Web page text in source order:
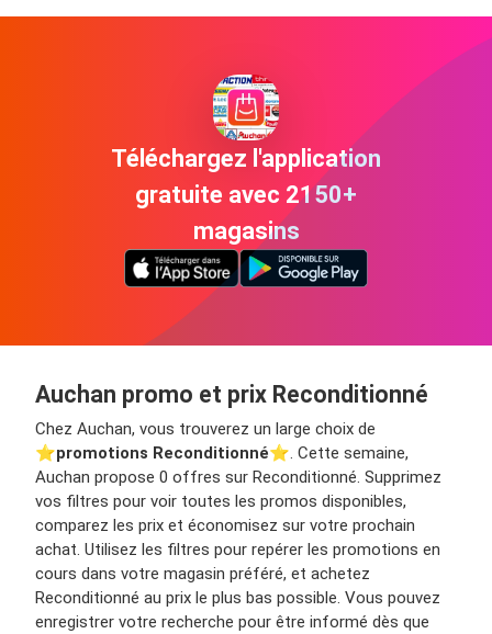
Téléchargez l'application
gratuite avec 2150+
magasins
Auchan promo et prix Reconditionné
Chez Auchan, vous trouverez un large choix de
⭐️promotions Reconditionné⭐️. Cette semaine,
Auchan propose 0 offres sur Reconditionné. Supprimez
vos filtres pour voir toutes les promos disponibles,
comparez les prix et économisez sur votre prochain
achat. Utilisez les filtres pour repérer les promotions en
cours dans votre magasin préféré, et achetez
Reconditionné au prix le plus bas possible. Vous pouvez
enregistrer votre recherche pour être informé dès que